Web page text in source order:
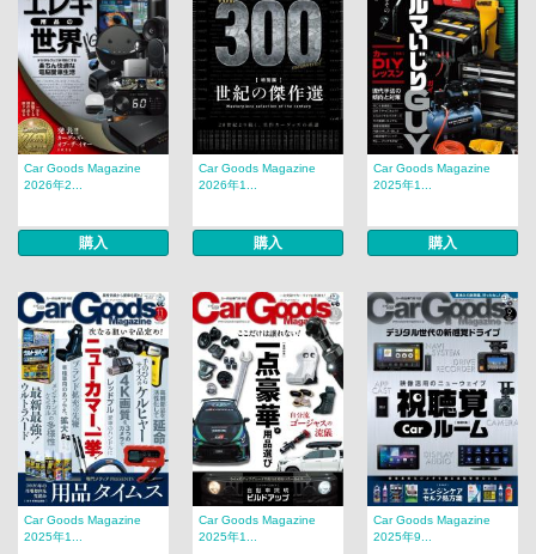
Car Goods Magazine
2026年2...
購入
Car Goods Magazine
2026年1...
購入
Car Goods Magazine
2025年1...
購入
Car Goods Magazine
2025年1...
Car Goods Magazine
2025年1...
Car Goods Magazine
2025年9...